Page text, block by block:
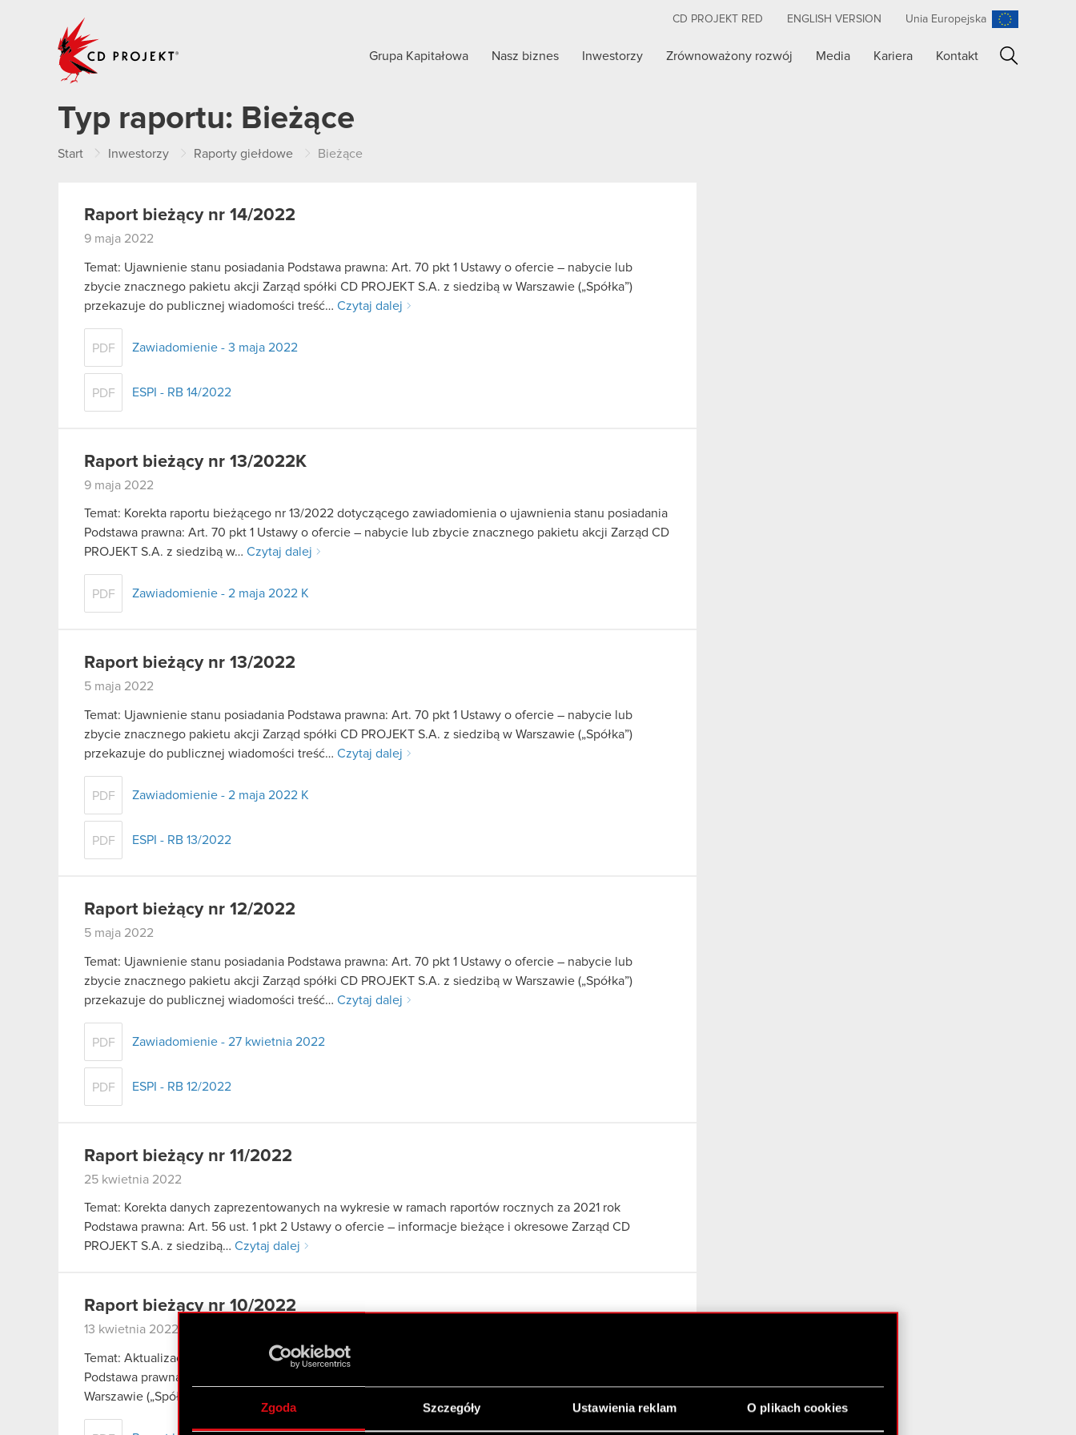
Zgoda Szczegóły Ustawienia reklam O plikach cookies
CD PROJEKT RED ENGLISH VERSION Unia Europejska
Grupa Kapitałowa Nasz biznes Inwestorzy Zrównoważony rozwój Media Kariera Kontakt
Typ raportu: Bieżące
Start Inwestorzy Raporty giełdowe Bieżące
Raport bieżący nr 14/2022
9 maja 2022
Temat: Ujawnienie stanu posiadania Podstawa prawna: Art. 70 pkt 1 Ustawy o ofercie – nabycie lub
zbycie znacznego pakietu akcji Zarząd spółki CD PROJEKT S.A. z siedzibą w Warszawie („Spółka”)
przekazuje do publicznej wiadomości treść… Czytaj dalej
PDF Zawiadomienie - 3 maja 2022
PDF ESPI - RB 14/2022
Raport bieżący nr 13/2022K
9 maja 2022
Temat: Korekta raportu bieżącego nr 13/2022 dotyczącego zawiadomienia o ujawnienia stanu posiadania
Podstawa prawna: Art. 70 pkt 1 Ustawy o ofercie – nabycie lub zbycie znacznego pakietu akcji Zarząd CD
PROJEKT S.A. z siedzibą w… Czytaj dalej
PDF Zawiadomienie - 2 maja 2022 K
Raport bieżący nr 13/2022
5 maja 2022
Temat: Ujawnienie stanu posiadania Podstawa prawna: Art. 70 pkt 1 Ustawy o ofercie – nabycie lub
zbycie znacznego pakietu akcji Zarząd spółki CD PROJEKT S.A. z siedzibą w Warszawie („Spółka”)
przekazuje do publicznej wiadomości treść… Czytaj dalej
PDF Zawiadomienie - 2 maja 2022 K
PDF ESPI - RB 13/2022
Raport bieżący nr 12/2022
5 maja 2022
Temat: Ujawnienie stanu posiadania Podstawa prawna: Art. 70 pkt 1 Ustawy o ofercie – nabycie lub
zbycie znacznego pakietu akcji Zarząd spółki CD PROJEKT S.A. z siedzibą w Warszawie („Spółka”)
przekazuje do publicznej wiadomości treść… Czytaj dalej
PDF Zawiadomienie - 27 kwietnia 2022
PDF ESPI - RB 12/2022
Raport bieżący nr 11/2022
25 kwietnia 2022
Temat: Korekta danych zaprezentowanych na wykresie w ramach raportów rocznych za 2021 rok
Podstawa prawna: Art. 56 ust. 1 pkt 2 Ustawy o ofercie – informacje bieżące i okresowe Zarząd CD
PROJEKT S.A. z siedzibą… Czytaj dalej
Raport bieżący nr 10/2022
13 kwietnia 2022
Temat: Aktualizacja założeń wydawniczych dla Wiedźmina 3: Dziki Gon na konsole najnowszej generacji
Podstawa prawna: Art. 17 MAR – Informacje poufne Zarząd spółki CD PROJEKT S.A. z siedzibą w
Warszawie („Spółka”) przekazuje do publicznej wiadomości…